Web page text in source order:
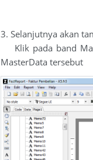
3. Selanjutnya akan
Klik pada band
MasterData tersebut